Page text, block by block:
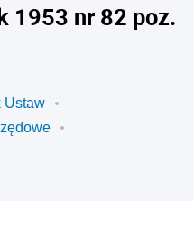
1953 nr 82 poz.
Ustaw